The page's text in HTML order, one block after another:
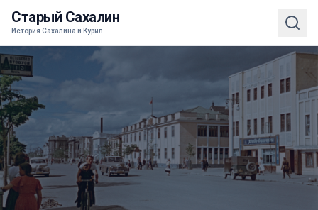
Старый Сахалин
История Сахалина и Курил